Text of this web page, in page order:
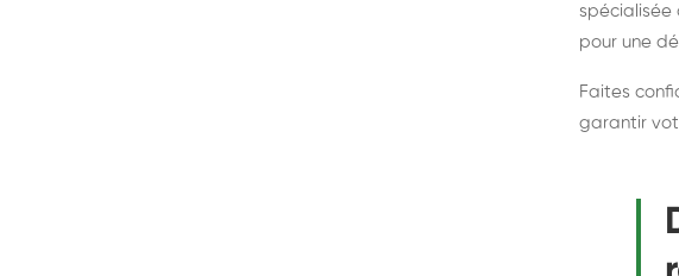
spécialisée
pour une
Faites
garantir